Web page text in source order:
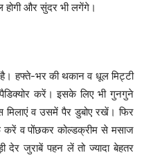
होगी और सुंदर भी लगेंगे।
है। हफ्ते-भर की थकान व धूल मिट्टी
करें। इसके लिए भी गुनगुने
व उसमें पैर डुबोए रखें। फिर
करें व पोंछकर कोल्डक्रीम से मसाज
जुराबें पहन लें तो ज्यादा बेहतर